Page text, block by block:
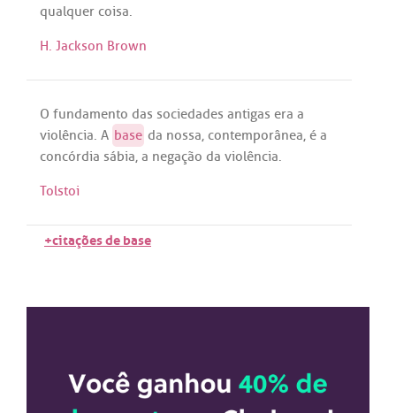
qualquer coisa.
H. Jackson Brown
O fundamento das sociedades antigas era a
violência. A base da nossa, contemporânea, é a
concórdia sábia, a negação da violência.
Tolstoi
+citações de base